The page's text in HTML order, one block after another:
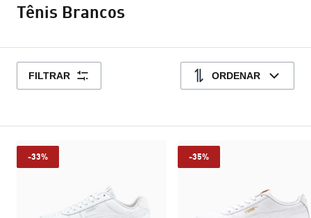
Tênis Brancos
FILTRAR ORDENAR
-33% -35%